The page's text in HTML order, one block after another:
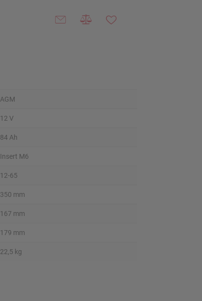
AGM
12 V
84 Ah
Insert M6
12-65
350 mm
167 mm
179 mm
22,5 kg